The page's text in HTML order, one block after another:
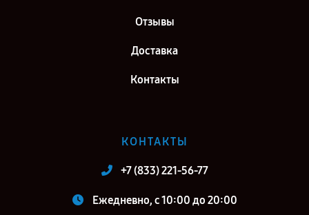
Отзывы
Доставка
Контакты
КОНТАКТЫ
+7 (833) 221-56-77
Ежедневно, с 10:00 до 20:00